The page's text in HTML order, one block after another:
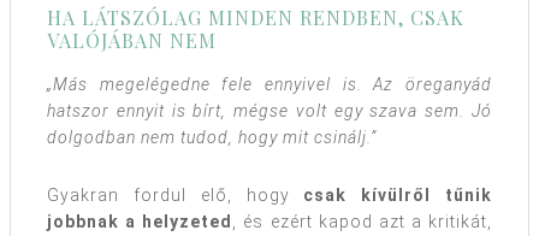
HA LÁTSZÓLAG MINDEN RENDBEN, CSAK
VALÓJÁBAN NEM
„Más megelégedne fele ennyivel is. Az öreganyád
hatszor ennyit is bírt, mégse volt egy szava sem. Jó
dolgodban nem tudod, hogy mit csinálj.”
Gyakran fordul elő, hogy csak kívülről tűnik
jobbnak a helyzeted
, és ezért kapod azt a kritikát,